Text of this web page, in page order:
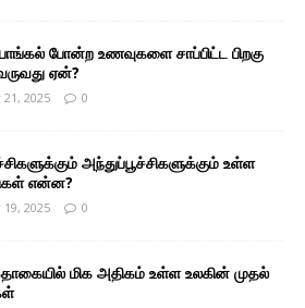
போன்ற உணவுகளை சாப்பிட்ட பிறகு
ஏன்?
21, 2025 0
அந்துப்பூச்சிகளுக்கும் உள்ள
என்ன?
19, 2025 0
மிக அதிகம் உள்ள உலகின் முதல்